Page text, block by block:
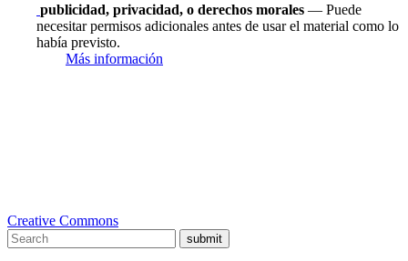
publicidad, privacidad, o derechos morales — Puede
necesitar permisos adicionales antes de usar el material como lo
había previsto.
Más información
Creative Commons
submit